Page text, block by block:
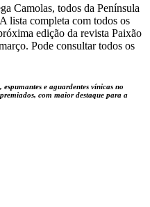
Camolas, todos da Península
lista completa com todos os
edição da revista Paixão
Pode consultar todos os
e aguardentes vínicas no
com maior destaque para a